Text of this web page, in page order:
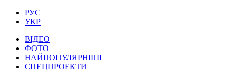
РУС
УКР
ВІДЕО
ФОТО
НАЙПОПУЛЯРНІШІ
СПЕЦПРОЕКТИ